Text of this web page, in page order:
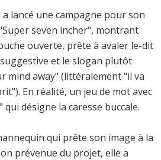
lancé une campagne pour son
seven incher", montrant
ouverte, prête à avaler le-dit
et le slogan plutôt
mind away" (littéralement "il va
En réalité, un jeu de mot avec
désigne la caresse buccale.
qui prête son image à la
prévenue du projet, elle a